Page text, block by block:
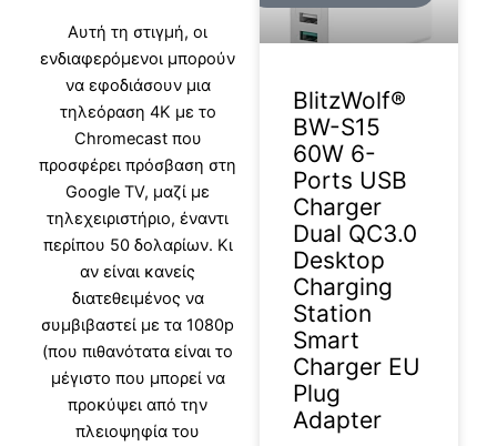
Aυτή τη στιγμή, οι
ενδιαφερόμενοι μπορούν
να εφοδιάσουν μια
τηλεόραση 4Κ με το
Chromecast που
προσφέρει πρόσβαση στη
Google TV, μαζί με
τηλεχειριστήριο, έναντι
περίπου 50 δολαρίων. Κι
αν είναι κανείς
διατεθειμένος να
συμβιβαστεί με τα 1080p
(που πιθανότατα είναι το
μέγιστο που μπορεί να
προκύψει από την
πλειοψηφία του
BlitzWolf®
BW-S15
60W 6-
Ports USB
Charger
Dual QC3.0
Desktop
Charging
Station
Smart
Charger EU
Plug
Adapter